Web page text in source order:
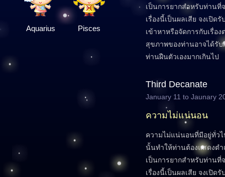
Aquarius Pisces
เป็นการยากสำหรับท่านที่
เรื่องนี้เป็นผลเสีย จงเปิด
เข้าหาหรือจัดการกับเรื่อ
สุขภาพของท่านอาจได้รับ
ท่านฝืนตัวเองมากเกินไป
Third Decanate
January 11 to Jaunary
ความไม่แน่นอน
ความไม่แน่นอนที่มีอยู่ทั่ว
นั้นทำให้ท่านต้องแสดงต
เป็นการยากสำหรับท่านที่
เรื่องนี้เป็นผลเสีย จงเปิด